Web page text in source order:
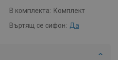
В комплекта: Комплект
Въртящ се сифон: Да